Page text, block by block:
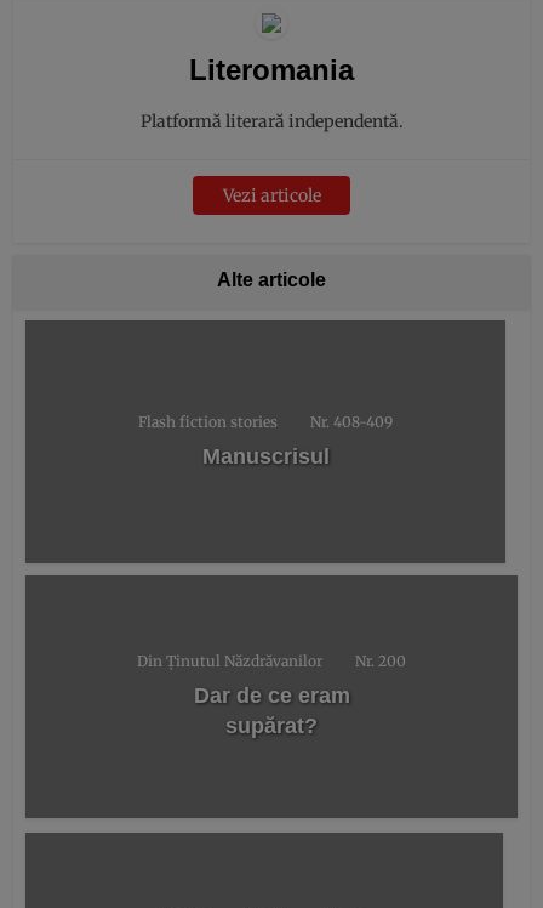
Literomania
Platformă literară independentă.
Vezi articole
Alte articole
Flash fiction stories Nr. 408-409
Manuscrisul
Din Ţinutul Năzdrăvanilor Nr. 200
Dar de ce eram
supărat?